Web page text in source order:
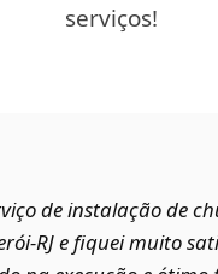
serviços!
de instalação de
e fiquei muito